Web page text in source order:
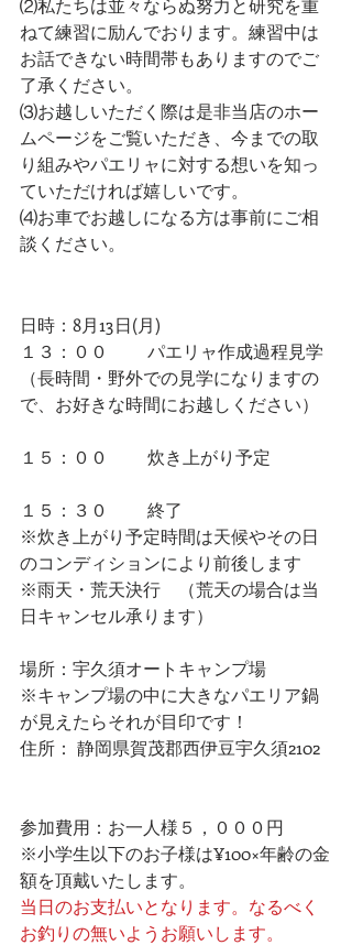
⑵私たちは並々ならぬ努力と研究を重
ねて練習に励んでおります。練習中は
お話できない時間帯もありますのでご
了承ください。
⑶お越しいただく際は是非当店のホー
ムページをご覧いただき、今までの取
り組みやパエリャに対する想いを知っ
ていただければ嬉しいです。
⑷お車でお越しになる方は事前にご相
談ください。
日時：8月13日(月)
１３：００ 　　パエリャ作成過程見学
（長時間・野外での見学になりますの
で、お好きな時間にお越しください）
１５：００ 　　炊き上がり予定
１５：３０ 　　終了
※炊き上がり予定時間は天候やその日
のコンディションにより前後します
※雨天・荒天決行　（荒天の場合は当
日キャンセル承ります）
場所：宇久須オートキャンプ場
※キャンプ場の中に大きなパエリア鍋
が見えたらそれが目印です！
住所： 静岡県賀茂郡西伊豆宇久須2102
参加費用：お一人様５，０００円
※小学生以下のお子様は¥100×年齢の金
額を頂戴いたします。
当日のお支払いとなります。なるべく
お釣りの無いようお願いします。